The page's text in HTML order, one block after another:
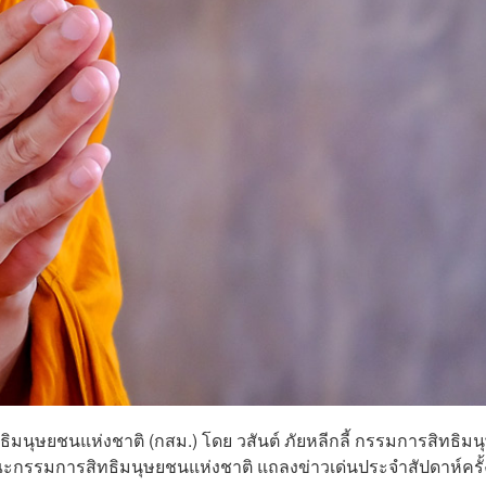
มนุษยชนแห่งชาติ (กสม.) โดย วสันต์ ภัยหลีกลี้ กรรมการสิทธิม
รรมการสิทธิมนุษยชนแห่งชาติ แถลงข่าวเด่นประจำสัปดาห์ค